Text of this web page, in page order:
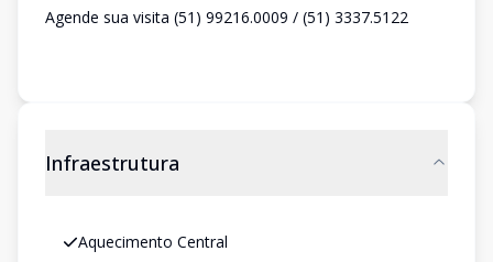
Agende sua visita (51) 99216.0009 / (51) 3337.5122
Infraestrutura
Aquecimento Central